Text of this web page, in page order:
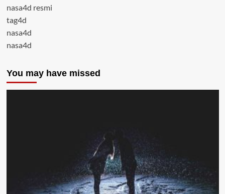
nasa4d resmi
tag4d
nasa4d
nasa4d
You may have missed